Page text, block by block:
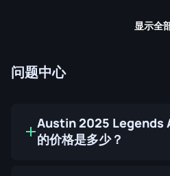
显示全
问题中心
Austin 2025 Legends
的价格是多少？